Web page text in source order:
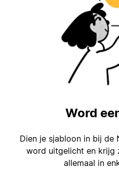
Word
Dien je sjabloon in bij de
word uitgelicht en krijg
allemaal in